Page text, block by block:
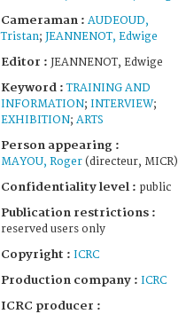
Cameraman : AUDEOUD,
Tristan; JEANNENOT, Edwige
Editor : JEANNENOT, Edwige
Keyword :TRAINING AND
INFORMATION; INTERVIEW;
EXHIBITION; ARTS
Person appearing :
MAYOU, Roger (directeur, MICR)
Confidentiality level : public
Publication restrictions :
reserved users only
Copyright : ICRC
Production company : ICRC
ICRC producer :